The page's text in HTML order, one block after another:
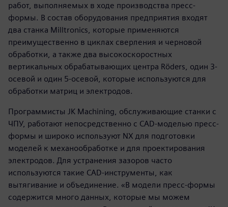
работ, выполняемых в ходе производства пресс-
формы. В состав оборудования предприятия входят
два станка Milltronics, которые применяются
преимущественно в циклах сверления и черновой
обработки, а также два высокоскоростных
вертикальных обрабатывающих центра Röders, один 3­
осевой и один 5-осевой, которые используются для
обработки матриц и электродов.
Программисты JK Machining, обслуживающие станки с
ЧПУ, работают непосредственно с CAD-моделью пресс-
формы и широко используют NX для подготовки
моделей к механообработке и для проектирования
электродов. Для устранения зазоров часто
используются такие CAD-инструменты, как
вытягивание и объединение. «В модели пресс-формы
содержится много данных, которые мы можем